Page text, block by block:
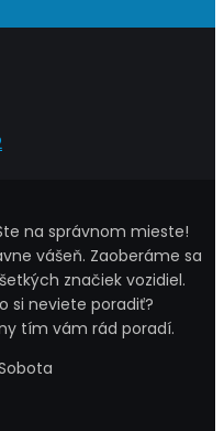
na správnom mieste!
vášeň. Zaoberáme sa
značiek vozidiel.
si neviete poradiť?
tím vám rád poradí.